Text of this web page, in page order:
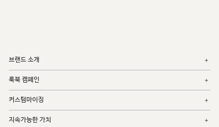
브랜드 소개
룩북 캠페인
커스텀마이징
지속가능한 가치